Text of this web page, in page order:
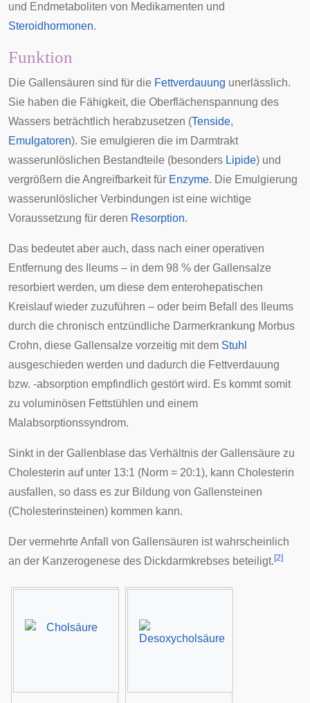
und Endmetaboliten von Medikamenten und
Steroidhormonen.
Funktion
Die Gallensäuren sind für die Fettverdauung unerlässlich.
Sie haben die Fähigkeit, die Oberflächenspannung des
Wassers beträchtlich herabzusetzen (Tenside,
Emulgatoren). Sie emulgieren die im Darmtrakt
wasserunlöslichen Bestandteile (besonders Lipide) und
vergrößern die Angreifbarkeit für Enzyme. Die Emulgierung
wasserunlöslicher Verbindungen ist eine wichtige
Voraussetzung für deren Resorption.
Das bedeutet aber auch, dass nach einer operativen
Entfernung des
Ileums – in dem 98 % der Gallensalze
resorbiert werden, um diese dem enterohepatischen
Kreislaufwieder zuzuführen – oder beim Befall des Ileums
durch die chronisch entzündliche Darmerkrankung Morbus
Crohn, diese Gallensalze vorzeitig mit dem Stuhl
ausgeschieden werden und dadurch die Fettverdauung
bzw. -absorption empfindlich gestört wird. Es kommt somit
zu voluminösen Fettstühlen und einem
Malabsorptionssyndrom.
Sinkt in der Gallenblase das Verhältnis der Gallensäure zu
Cholesterin auf unter 13:1 (Norm = 20:1), kann Cholesterin
ausfallen, so dass es zur Bildung von Gallensteinen
(Cholesterinsteinen) kommen kann.
Der vermehrte Anfall von Gallensäuren ist wahrscheinlich
an der Kanzerogenese des Dickdarmkrebses beteiligt. [2]